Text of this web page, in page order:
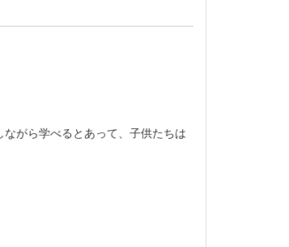
がら学べるとあって、子供たちは